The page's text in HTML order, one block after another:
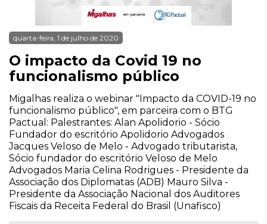
quarta-feira, 1 de julho de 2020
O impacto da Covid 19 no
funcionalismo público
Migalhas realiza o webinar "Impacto da COVID-19 no
funcionalismo público", em parceira com o BTG
Pactual: Palestrantes: Alan Apolidorio - Sócio
Fundador do escritório Apolidorio Advogados
Jacques Veloso de Melo - Advogado tributarista,
Sócio fundador do escritório Veloso de Melo
Advogados Maria Celina Rodrigues - Presidente da
Associação dos Diplomatas (ADB) Mauro Silva -
Presidente da Associação Nacional dos Auditores
Fiscais da Receita Federal do Brasil (Unafisco)